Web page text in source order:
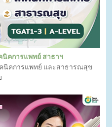
นิคการแพทย์ สาธาฯ
นิคการแพทย์ และสาธารณสุข